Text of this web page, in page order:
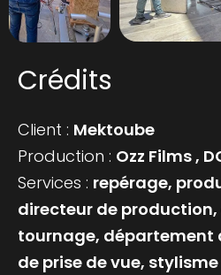
Crédits
Client : Mektoube
Production : Ozz Films ,
Services : repérage,
directeur de
tournage, département
de prise de vue,